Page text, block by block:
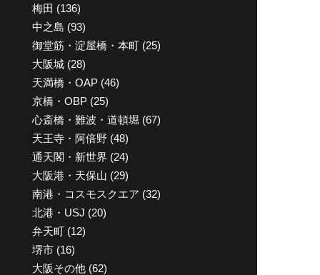
梅田 (136)
中之島 (93)
御堂筋・淀屋橋・本町 (25)
大阪城 (28)
天満橋・OAP (46)
京橋・OBP (25)
心斎橋・難波・道頓堀 (67)
天王寺・阿倍野 (48)
通天閣・新世界 (24)
大阪港・天保山 (29)
南港・コスモスクエア (32)
北港・USJ (20)
弁天町 (12)
堺市 (16)
大阪その他 (62)